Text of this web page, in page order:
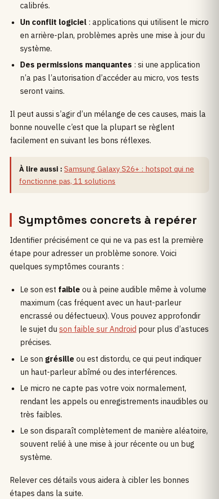
calibrés.
Un conflit logiciel: applications qui utilisent le micro
en arrière-plan, problèmes après une mise à jour du
système.
Des permissions manquantes : si une application
n’a pas l’autorisation d’accéder au micro, vos tests
seront vains.
Il peut aussi s’agir d’un mélange de ces causes, mais la
bonne nouvelle c’est que la plupart se règlent
facilement en suivant les bons réflexes.
À lire aussi : Samsung Galaxy S26+ : hotspot qui ne
fonctionne pas, 11 solutions
Symptômes concrets à repérer
Identifier précisément ce qui ne va pas est la première
étape pour adresser un problème sonore. Voici
quelques symptômes courants :
Le son est faible ou à peine audible même à volume
maximum (cas fréquent avec un haut-parleur
encrassé ou défectueux). Vous pouvez approfondir
le sujet du son faible sur Android pour plus d’astuces
précises.
Le son grésille ou est distordu, ce qui peut indiquer
un haut-parleur abîmé ou des interférences.
Le micro ne capte pas votre voix normalement,
rendant les appels ou enregistrements inaudibles ou
très faibles.
Le son disparaît complètement de manière aléatoire,
souvent relié à une mise à jour récente ou un bug
système.
Relever ces détails vous aidera à cibler les bonnes
étapes dans la suite.